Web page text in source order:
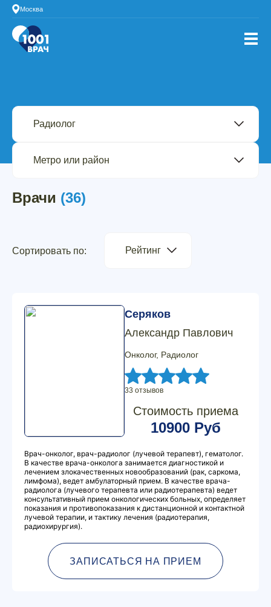
Москва
Врачи (36)
Сортировать по: Рейтинг
Серяков
Александр Павлович
Онколог, Радиолог
33 отзывов
Стоимость приема
10900 Руб
Врач-онколог, врач-радиолог (лучевой терапевт), гематолог.
В качестве врача-онколога занимается диагностикой и
лечением злокачественных новообразований (рак, саркома,
лимфома), ведет амбулаторный прием. В качестве врача-
радиолога (лучевого терапевта или радиотерапевта) ведет
консультативный прием онкологических больных, определяет
показания и противопоказания к дистанционной и контактной
лучевой терапии, и тактику лечения (радиотерапия,
радиохирургия).
ЗАПИСАТЬСЯ НА ПРИЕМ